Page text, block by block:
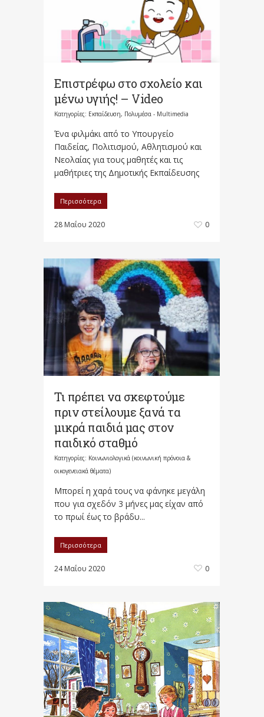
Επιστρέφω στο σχολείο και
μένω υγιής! – Video
Κατηγορίες: Εκπαίδευση, Πολυμέσα - Multimedia
Ένα φιλμάκι από το Υπουργείο
Παιδείας, Πολιτισμού, Αθλητισμού και
Νεολαίας για τους μαθητές και τις
μαθήτριες της Δημοτικής Εκπαίδευσης
Περισσότερα
28 Μαΐου 2020 0
Τι πρέπει να σκεφτούμε
πριν στείλουμε ξανά τα
μικρά παιδιά μας στον
παιδικό σταθμό
Κατηγορίες: Κοινωνιολογικά (κοινωνική πρόνοια &
οικογενειακά θέματα)
Μπορεί η χαρά τους να φάνηκε μεγάλη
που για σχεδόν 3 μήνες μας είχαν από
το πρωί έως το βράδυ...
Περισσότερα
24 Μαΐου 2020 0